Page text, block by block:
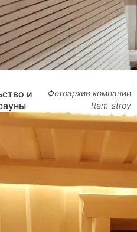
и
Фотоархив компании
Rem-stroy